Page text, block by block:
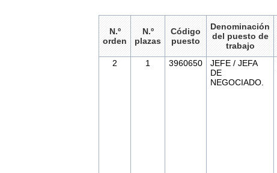
N.º
orden
N.º
plazas
Código
puesto
Denominación
del puesto de
trabajo
2 1 3960650
JEFE / JEFA
DE
NEGOCIADO.